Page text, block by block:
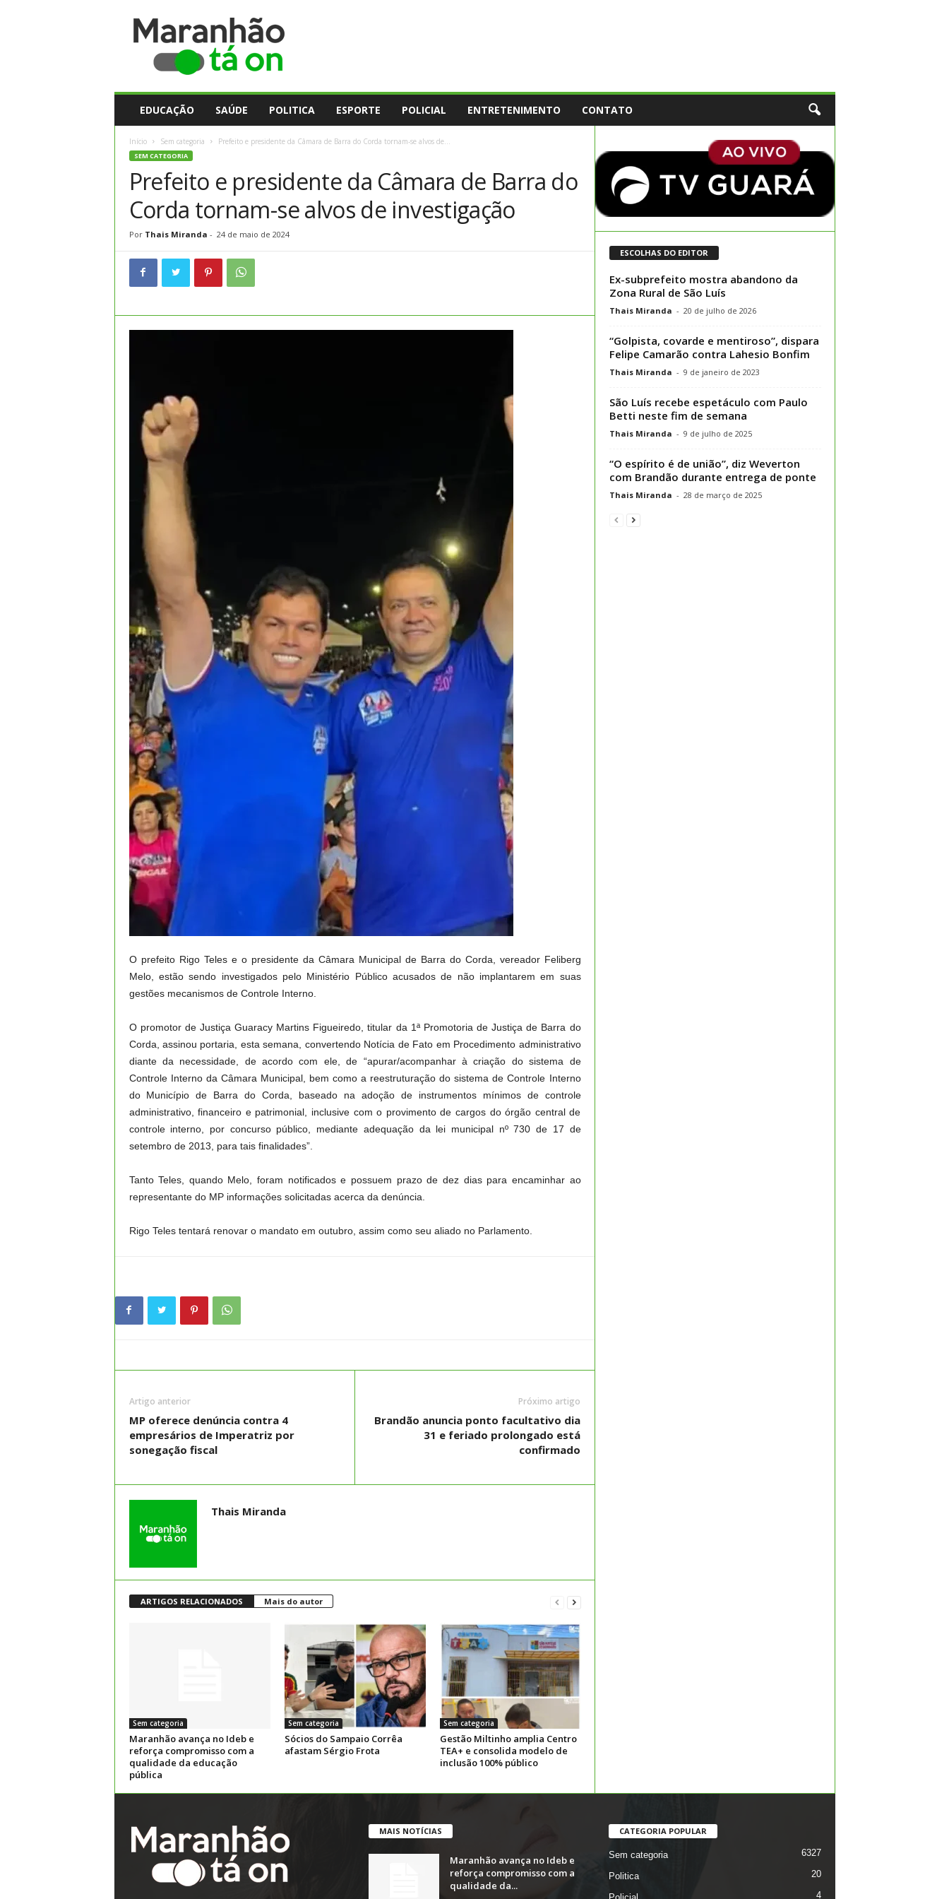
EDUCAÇÃO SAÚDE POLITICA ESPORTE POLICIAL ENTRETENIMENTO CONTATO
Início Sem categoria Prefeito e presidente da Câmara de Barra do Corda tornam-se alvos de...
SEM CATEGORIA
Prefeito e presidente da Câmara de Barra do
Corda tornam-se alvos de investigação
Por Thais Miranda - 24 de maio de 2024
O prefeito Rigo Teles e o presidente da Câmara Municipal de Barra do Corda, vereador Feliberg
Melo, estão sendo investigados pelo Ministério Público acusados de não implantarem em suas
gestões mecanismos de Controle Interno.
O promotor de Justiça Guaracy Martins Figueiredo, titular da 1ª Promotoria de Justiça de Barra do
Corda, assinou portaria, esta semana, convertendo Notícia de Fato em Procedimento administrativo
diante da necessidade, de acordo com ele, de “apurar/acompanhar à criação do sistema de
Controle Interno da Câmara Municipal, bem como a reestruturação do sistema de Controle Interno
do Município de Barra do Corda, baseado na adoção de instrumentos mínimos de controle
administrativo, financeiro e patrimonial, inclusive com o provimento de cargos do órgão central de
controle interno, por concurso público, mediante adequação da lei municipal nº 730 de 17 de
setembro de 2013, para tais finalidades”.
Tanto Teles, quando Melo, foram notificados e possuem prazo de dez dias para encaminhar ao
representante do MP informações solicitadas acerca da denúncia.
Rigo Teles tentará renovar o mandato em outubro, assim como seu aliado no Parlamento.
Artigo anterior
MP oferece denúncia contra 4
empresários de Imperatriz por
sonegação fiscal
Próximo artigo
Brandão anuncia ponto facultativo dia
31 e feriado prolongado está
confirmado
Thais Miranda
ARTIGOS RELACIONADOS Mais do autor
Sem categoria
Maranhão avança no Ideb e
reforça compromisso com a
qualidade da educação
pública
Sem categoria
Sócios do Sampaio Corrêa
afastam Sérgio Frota
Sem categoria
Gestão Miltinho amplia Centro
TEA+ e consolida modelo de
inclusão 100% público
ESCOLHAS DO EDITOR
Ex-subprefeito mostra abandono da
Zona Rural de São Luís
Thais Miranda - 20 de julho de 2026
“Golpista, covarde e mentiroso”, dispara
Felipe Camarão contra Lahesio Bonfim
Thais Miranda - 9 de janeiro de 2023
São Luís recebe espetáculo com Paulo
Betti neste fim de semana
Thais Miranda - 9 de julho de 2025
“O espírito é de união”, diz Weverton
com Brandão durante entrega de ponte
Thais Miranda - 28 de março de 2025
MAIS NOTÍCIAS
Maranhão avança no Ideb e
reforça compromisso com a
qualidade da...
CATEGORIA POPULAR
Sem categoria 6327
Politica 20
4